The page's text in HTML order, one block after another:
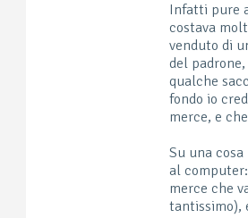
Infatti pure
costava
venduto di
del
qualche
fondo io
merce, e
Su una
al
merce che
tantissimo),